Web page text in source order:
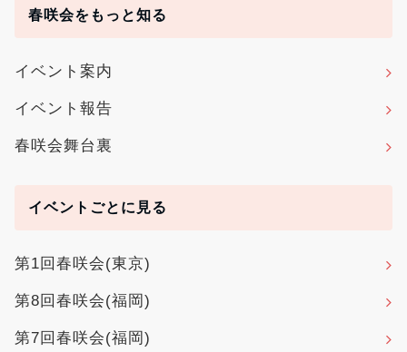
春咲会をもっと知る
イベント案内
イベント報告
春咲会舞台裏
イベントごとに見る
第1回春咲会(東京)
第8回春咲会(福岡)
第7回春咲会(福岡)